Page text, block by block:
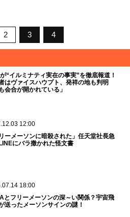
2 3 4
“イルミナティ実在の事実”を徹底報道！
はヴァイスハウプト、発祥の地も判明
会合が開かれている」
12:00
リーメーソンに暗殺された」任天堂社長急
にバラ撒かれた怪文書
18:00
とフリーメーソンの深～い関係？宇宙飛
送ったメーソンサインの謎！